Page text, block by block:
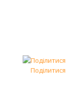
Поділитися